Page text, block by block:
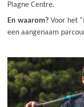
Plagne Centre.
En waarom? Voor het
een aangenaam